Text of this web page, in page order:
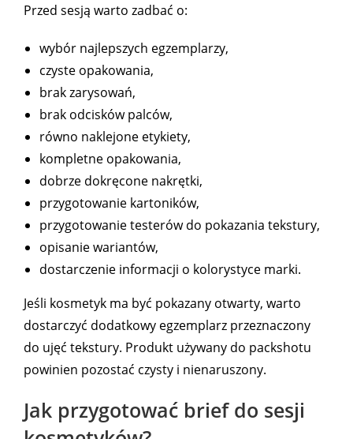
Przed sesją warto zadbać o:
wybór najlepszych egzemplarzy,
czyste opakowania,
brak zarysowań,
brak odcisków palców,
równo naklejone etykiety,
kompletne opakowania,
dobrze dokręcone nakrętki,
przygotowanie kartoników,
przygotowanie testerów do pokazania tekstury,
opisanie wariantów,
dostarczenie informacji o kolorystyce marki.
Jeśli kosmetyk ma być pokazany otwarty, warto
dostarczyć dodatkowy egzemplarz przeznaczony
do ujęć tekstury. Produkt używany do packshotu
powinien pozostać czysty i nienaruszony.
Jak przygotować brief do sesji